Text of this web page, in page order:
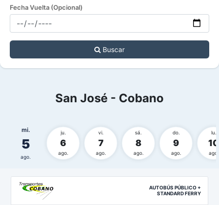
Fecha Vuelta (Opcional)
Buscar
San José - Cobano
mi.
5
ago.
ju.
6
ago.
vi.
7
ago.
sá.
8
ago.
do.
9
ago.
lu.
10
ago.
AUTOBÚS PÚBLICO +
STANDARD FERRY